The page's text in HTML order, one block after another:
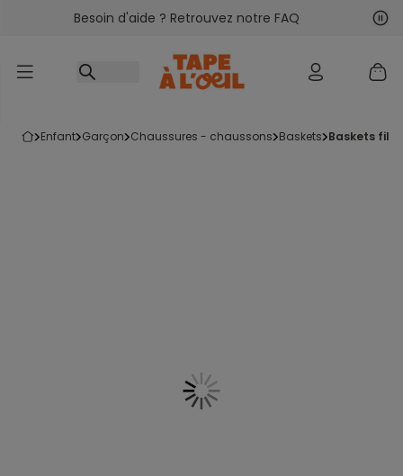
Accéder au contenu
Besoin d'aide ? Retrouvez notre FAQ
enfant garçon chaussures - chaussons baskets baskets